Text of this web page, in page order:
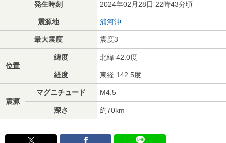
発生時刻 2024年02月28日 22時43分頃
震源地 浦河沖
最大震度 震度3
位置
緯度 北緯 42.0度
経度 東経 142.5度
震源
マグニチュード M4.5
深さ 約70km